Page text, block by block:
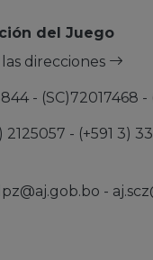
del Juego
direcciones
- (SC)72017468
- (+591 3)
-